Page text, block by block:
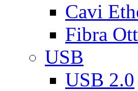
Cavi
Fibra
USB
USB 2.0